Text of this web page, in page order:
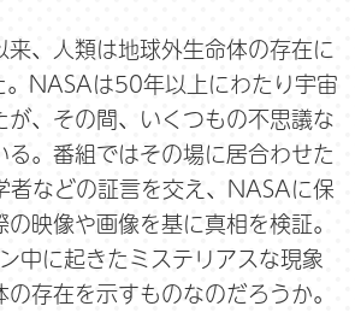
、人類は地球外生命体の存在に
。NASAは50年以上にわたり宇宙
、その間、いくつもの不思議な
。番組ではその場に居合わせた
者などの証言を交え、NASAに保
映像や画像を基に真相を検証。
中に起きたミステリアスな現象
存在を示すものなのだろうか。